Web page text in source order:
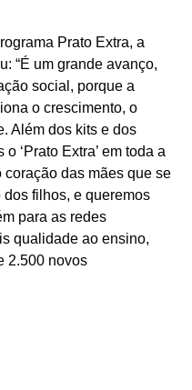
Prato Extra, a
“É um grande avanço,
social, porque a
o crescimento, o
Além dos kits e dos
‘Prato Extra’ em toda a
coração das mães que se
filhos, e queremos
para as redes
qualidade ao ensino,
2.500 novos